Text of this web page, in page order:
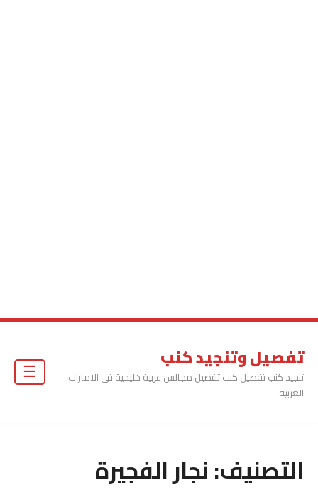
تفصيل وتنجيد كنب
تنجيد كنب تفصيل كنب تفصيل مجالس عربية خليجية فى الامارات
العربية
التصنيف:نجار الفجيرة